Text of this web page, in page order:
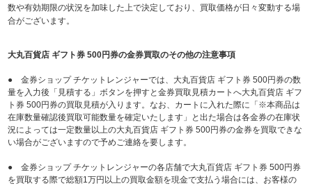
数や有効期限の状況を加味した上で決定しており、買取価格が日々変動する場
合がございます。
大丸百貨店 ギフト券 500円券の金券買取のその他の注意事項
● 金券ショップ チケットレンジャーでは、大丸百貨店 ギフト券 500円券の数
量を入力後「見積する」ボタンを押すと金券買取見積カートへ大丸百貨店 ギフ
ト券 500円券の買取見積が入ります。なお、カートに入れた際に「※本商品は
在庫数量確認後買取可能数量を確定いたします」と出た場合は各金券の在庫状
況によっては一定数量以上の大丸百貨店 ギフト券 500円券の金券を買取できな
い場合がございますので予めご連絡を要します。
● 金券ショップ チケットレンジャーの各店舗で大丸百貨店 ギフト券 500円券
を買取する際で総額1万円以上の買取金額を現金で支払う場合には、お客様の